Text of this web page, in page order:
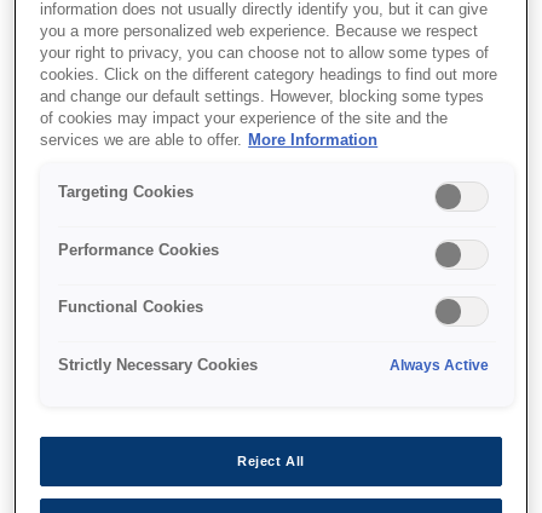
טכנולוגיית Nozzle Verification
תכונות אינטואיטיביות
סורק משולב
information does not usually directly identify you, but it can give
you a more personalized web experience. Because we respect
your right to privacy, you can choose not to allow some types of
cookies. Click on the different category headings to find out more
and change our default settings. However, blocking some types
of cookies may impact your experience of the site and the
services we are able to offer. More Information
Targeting Cookies
Performance Cookies
Functional Cookies
Strictly Necessary Cookies Always Active
Reject All